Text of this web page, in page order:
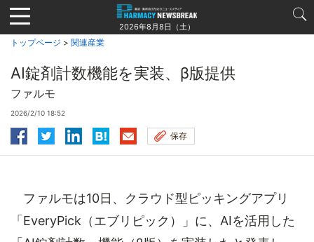
Jump
to
navigation
2026年8月8日（土）
トップページ > 関連産業
AI錠剤計数機能を実装、β版提供
ファルモ
2026/2/10 18:52
保存
ファルモは10日、クラウド型ピッキングアプリ
「EveryPick（エブリピック）」に、AIを活用した